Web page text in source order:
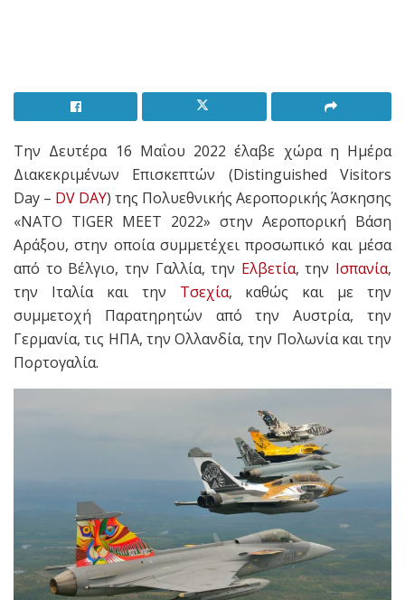
Την Δευτέρα 16 Μαΐου 2022 έλαβε χώρα η Ημέρα
Διακεκριμένων Επισκεπτών (Distinguished Visitors
Day – DV DAY) της Πολυεθνικής Αεροπορικής Άσκησης
«NATO TIGER MEET 2022» στην Αεροπορική Βάση
Αράξου, στην οποία συμμετέχει προσωπικό και μέσα
από το Βέλγιο, την Γαλλία, την Ελβετία, την Ισπανία,
την Ιταλία και την Τσεχία, καθώς και με την
συμμετοχή Παρατηρητών από την Αυστρία, την
Γερμανία, τις ΗΠΑ, την Ολλανδία, την Πολωνία και την
Πορτογαλία.